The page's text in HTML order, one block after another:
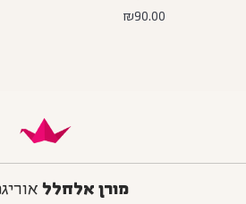
₪90.00
מורן אלחלל